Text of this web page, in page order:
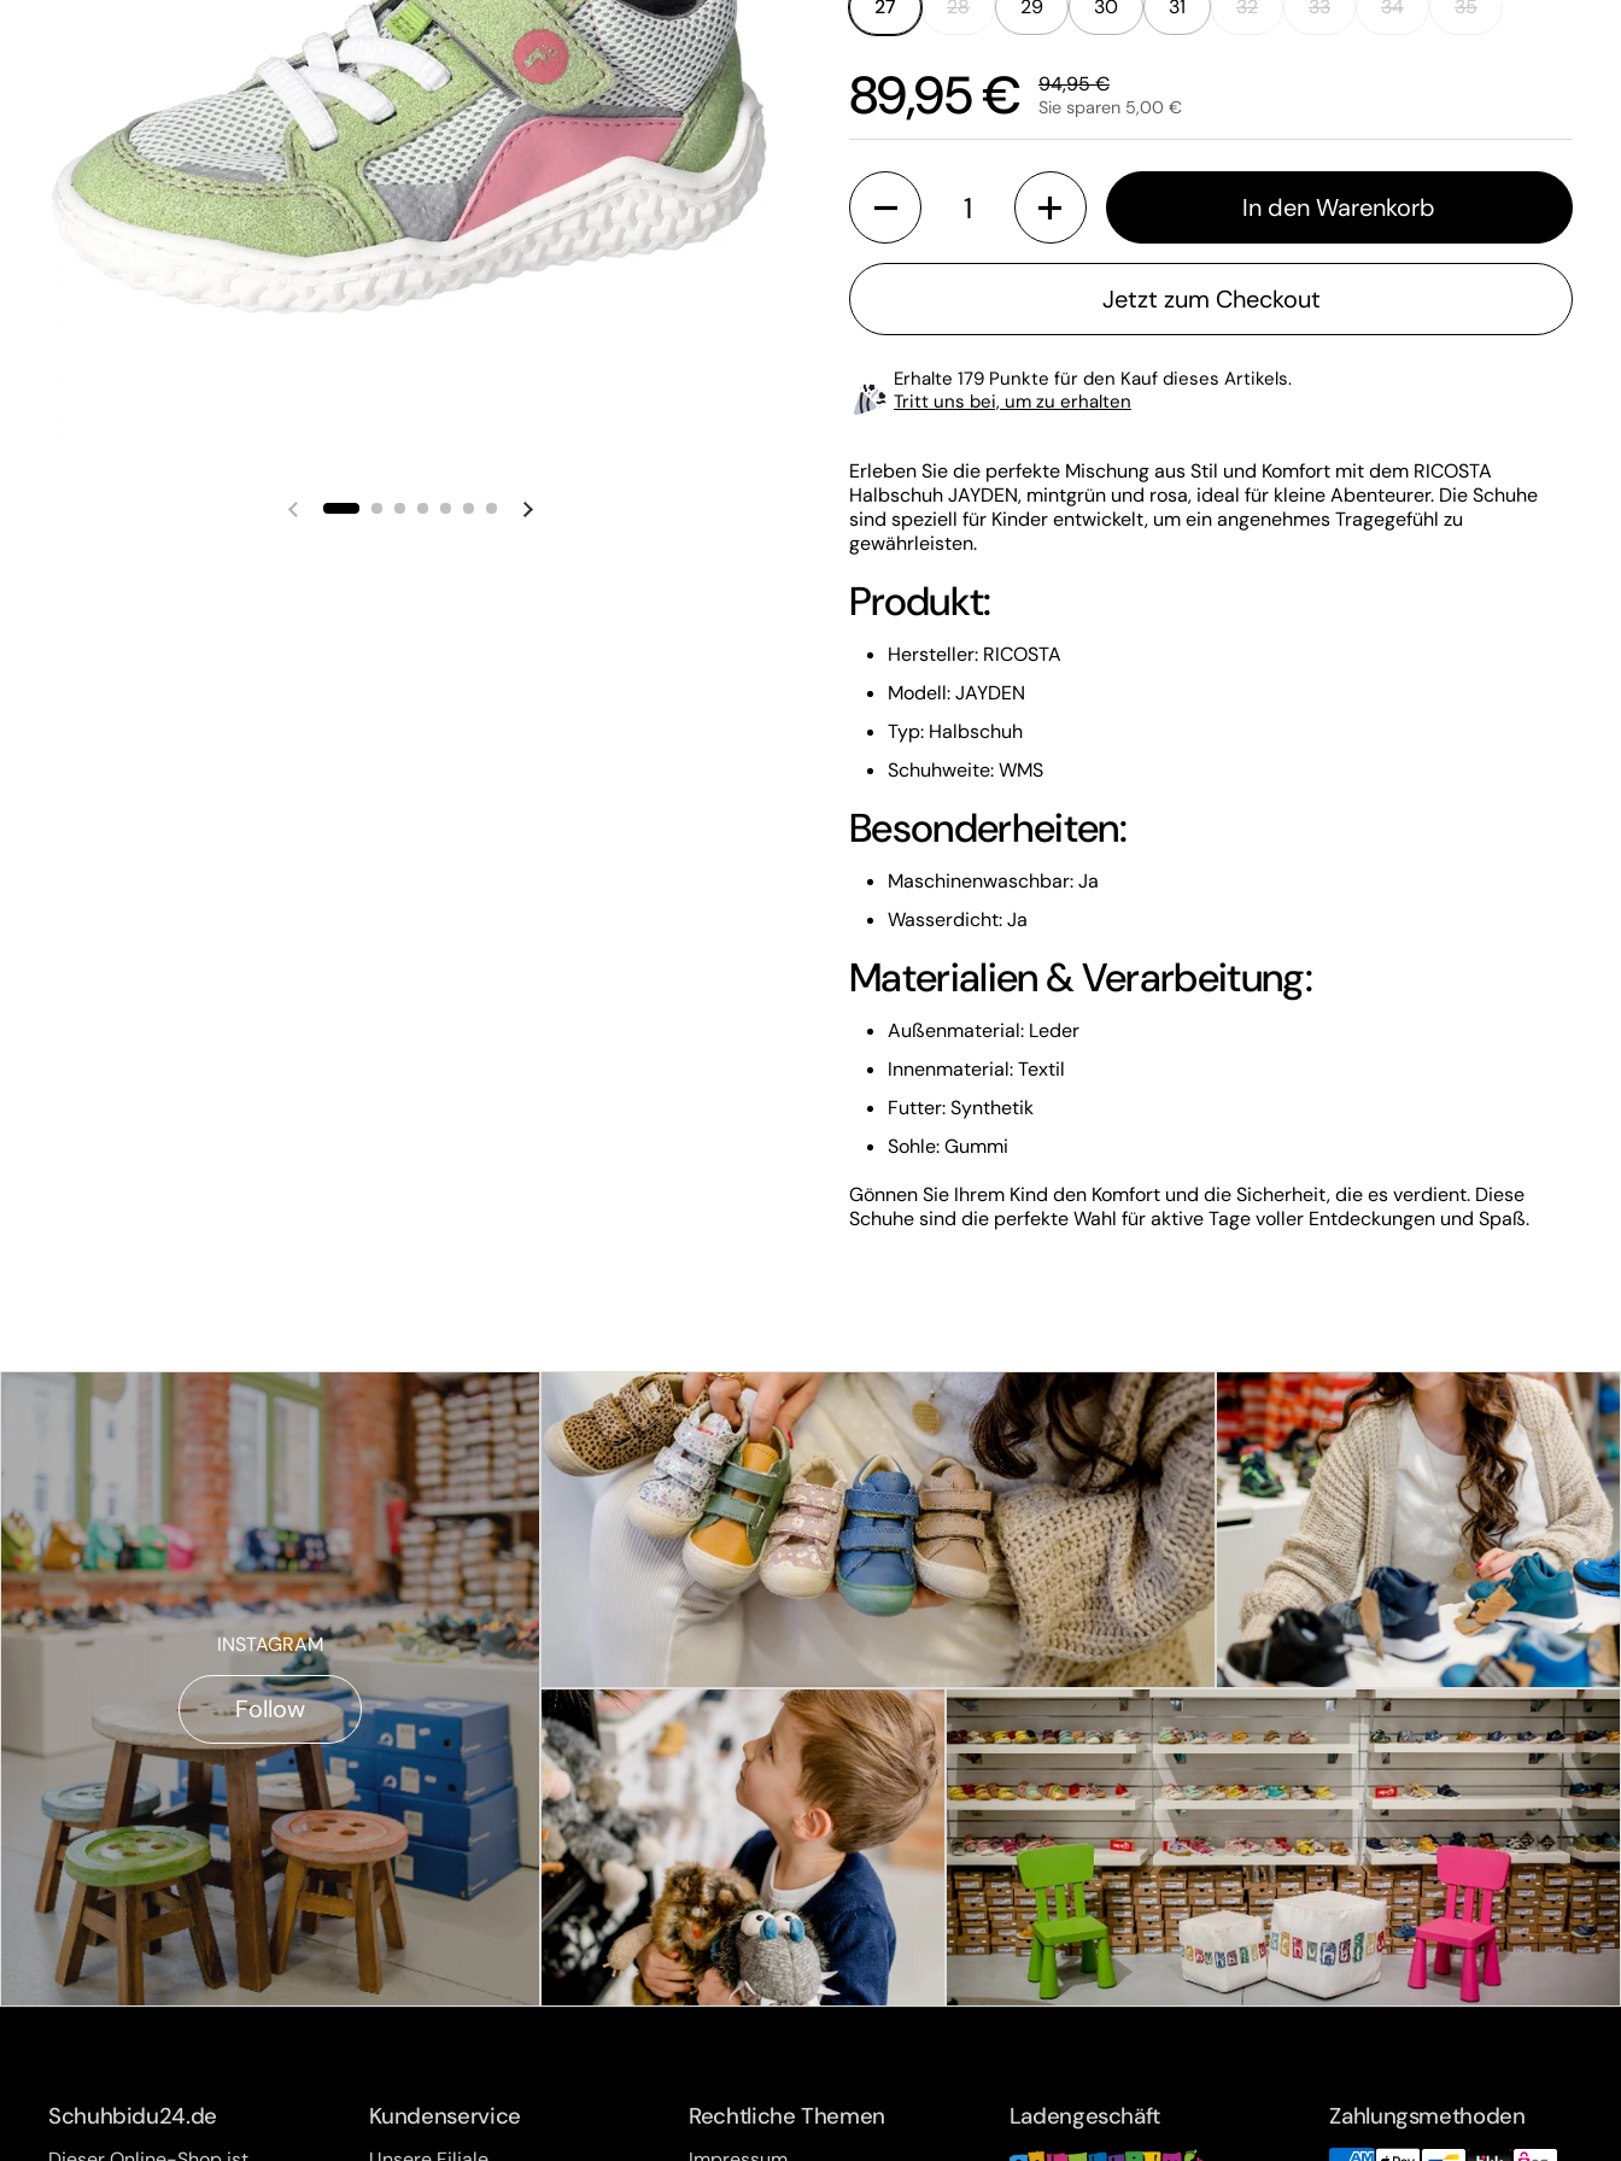
Vorherige Folie Nächste Folie
27 28 29 30 31 32 33 34 35
Sale-Preis:
89,95 € Regulärer Preis:
94,95 €
Sie sparen 5,00 €
Anzahl
In den Warenkorb
Jetzt zum Checkout
Erhalte 179 Punkte für den Kauf dieses Artikels.
Tritt uns bei, um zu erhalten
Erleben Sie die perfekte Mischung aus Stil und Komfort mit dem RICOSTA
Halbschuh JAYDEN, mintgrün und rosa, ideal für kleine Abenteurer. Die Schuhe
sind speziell für Kinder entwickelt, um ein angenehmes Tragegefühl zu
gewährleisten.
Produkt:
Hersteller: RICOSTA
Modell: JAYDEN
Typ: Halbschuh
Schuhweite: WMS
Besonderheiten:
Maschinenwaschbar: Ja
Wasserdicht: Ja
Materialien & Verarbeitung:
Außenmaterial: Leder
Innenmaterial: Textil
Futter: Synthetik
Sohle: Gummi
Gönnen Sie Ihrem Kind den Komfort und die Sicherheit, die es verdient. Diese
Schuhe sind die perfekte Wahl für aktive Tage voller Entdeckungen und Spaß.
INSTAGRAM
Follow
Schuhbidu24.de Kundenservice Rechtliche Themen Ladengeschäft Zahlungsmethoden